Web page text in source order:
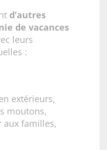
d’autres
de vacances
leurs
:
extérieurs,
moutons,
aux familles,